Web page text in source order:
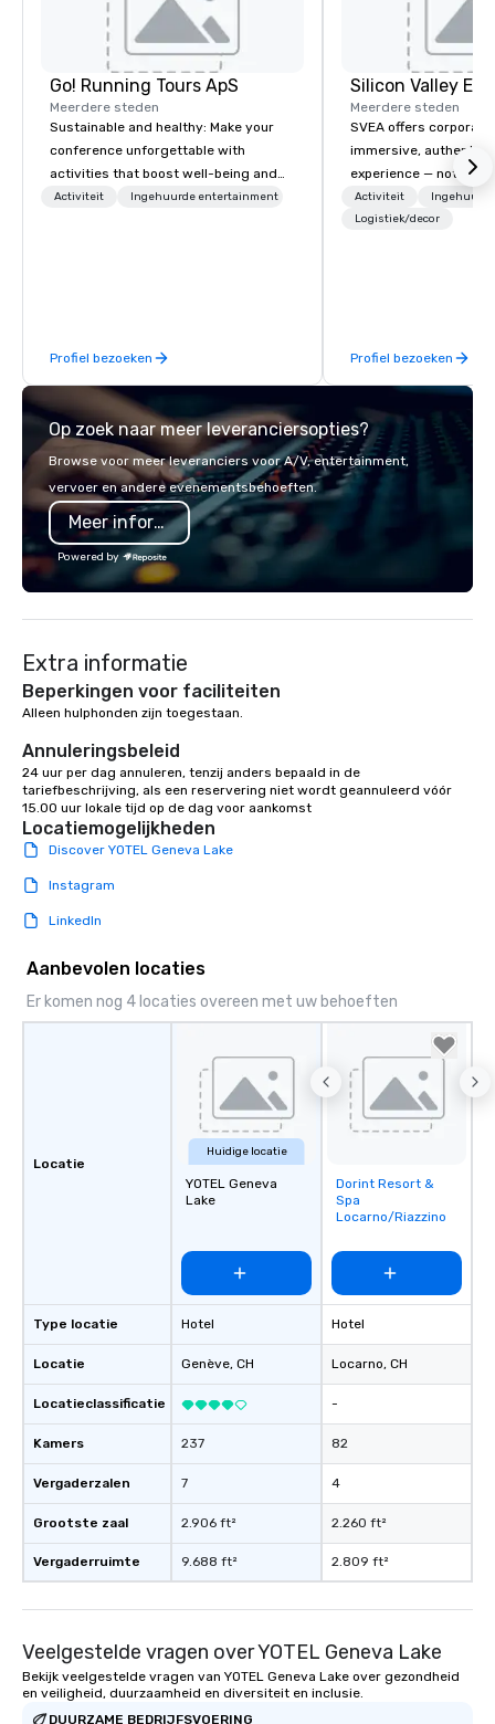
Go! Running Tours ApS
Meerdere steden
Sustainable and healthy: Make your
conference unforgettable with
activities that boost well-being and
lower carbon footprints. Explore the
Activiteit Ingehuurde entertainment
Profiel bezoeken
Meerdere steden
SVEA offers
immersive, authentic
experience — not a
transformation. We
facilitate custom
offsites. Whether
think like a Silicon
world's fastest-
or walk away with a
innovation playbook,
the Valley. Ideal for
seniority, and
Activiteit
Logistiek/decor
Profiel bezoeken
Op zoek naar meer leveranciersopties?
Browse voor meer leveranciers voor A/V, entertainment,
vervoer en andere evenementsbehoeften.
Meer informatie
Powered by
Extra informatie
Beperkingen voor faciliteiten
Alleen hulphonden zijn toegestaan.
Annuleringsbeleid
24 uur per dag annuleren, tenzij anders bepaald in de
tariefbeschrijving, als een reservering niet wordt geannuleerd vóór
15.00 uur lokale tijd op de dag voor aankomst
Locatiemogelijkheden
Discover YOTEL Geneva Lake
Instagram
LinkedIn
Aanbevolen locaties
Er komen nog 4 locaties overeen met uw behoeften
Locatie
Type locatie
Locatie
Locatieclassificatie
Kamers
Vergaderzalen
Grootste zaal
Vergaderruimte
Huidige locatie
YOTEL Geneva
Lake
Hotel
Genève, CH
237
7
2.906 ft²
9.688 ft²
Removed from
favorites
Dorint Resort &
Spa
Locarno/Riazzino
Hotel
Locarno, CH
-
82
4
2.260 ft²
2.809 ft²
Veelgestelde vragen over YOTEL Geneva Lake
Bekijk veelgestelde vragen van YOTEL Geneva Lake over gezondheid
en veiligheid, duurzaamheid en diversiteit en inclusie.
DUURZAME BEDRIJFSVOERING